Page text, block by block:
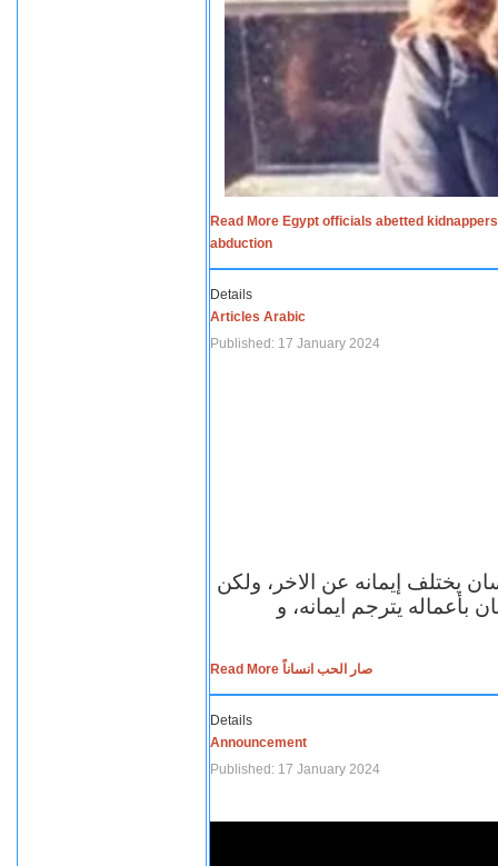
Read More Egypt officials abetted
abduction
Details
Articles Arabic
Published: 17 January 2024
يختلف إيمانه عن الاخر، ولكن
بأعماله يترجم ايمانه، و
Read More صار الحب انساناً
Details
Announcement
Published: 17 January 2024